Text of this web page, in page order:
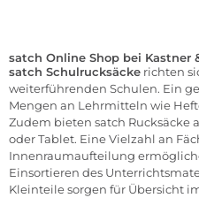
satch Online Shop bei Kastner
satch Schulrucksäcke richten
weiterführenden Schulen. Ein
Mengen an Lehrmitteln wie
Zudem bieten satch Rucksäcke
oder Tablet. Eine Vielzahl an
Innenraumaufteilung
Einsortieren des
Kleinteile sorgen für Übersicht